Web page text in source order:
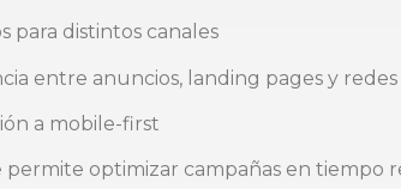
para distintos canales
entre anuncios, landing pages y redes
a mobile-first
optimizar campañas en tiempo